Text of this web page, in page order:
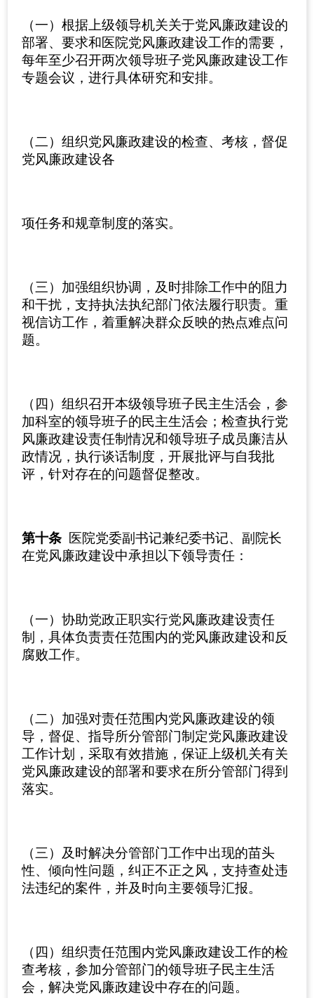
（一）根据上级领导机关关于党风廉政建设的
部署、要求和医院党风廉政建设工作的需要，
每年至少召开两次领导班子党风廉政建设工作
专题会议，进行具体研究和安排。
（二）组织党风廉政建设的检查、考核，督促
党风廉政建设各
项任务和规章制度的落实。
（三）加强组织协调，及时排除工作中的阻力
和干扰，支持执法执纪部门依法履行职责。重
视信访工作，着重解决群众反映的热点难点问
题。
（四）组织召开本级领导班子民主生活会，参
加科室的领导班子的民主生活会；检查执行党
风廉政建设责任制情况和领导班子成员廉洁从
政情况，执行谈话制度，开展批评与自我批
评，针对存在的问题督促整改。
第十条 医院党委副书记兼纪委书记、副院长
在党风廉政建设中承担以下领导责任：
（一）协助党政正职实行党风廉政建设责任
制，具体负责责任范围内的党风廉政建设和反
腐败工作。
（二）加强对责任范围内党风廉政建设的领
导，督促、指导所分管部门制定党风廉政建设
工作计划，采取有效措施，保证上级机关有关
党风廉政建设的部署和要求在所分管部门得到
落实。
（三）及时解决分管部门工作中出现的苗头
性、倾向性问题，纠正不正之风，支持查处违
法违纪的案件，并及时向主要领导汇报。
（四）组织责任范围内党风廉政建设工作的检
查考核，参加分管部门的领导班子民主生活
会，解决党风廉政建设中存在的问题。